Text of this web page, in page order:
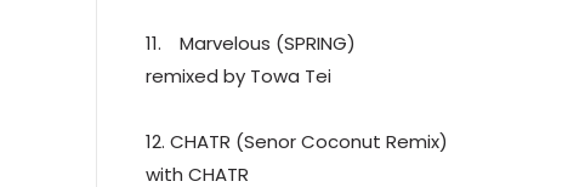
11. Marvelous (SPRING)
remixed by Towa Tei
12. CHATR (Senor Coconut Remix)
with CHATR